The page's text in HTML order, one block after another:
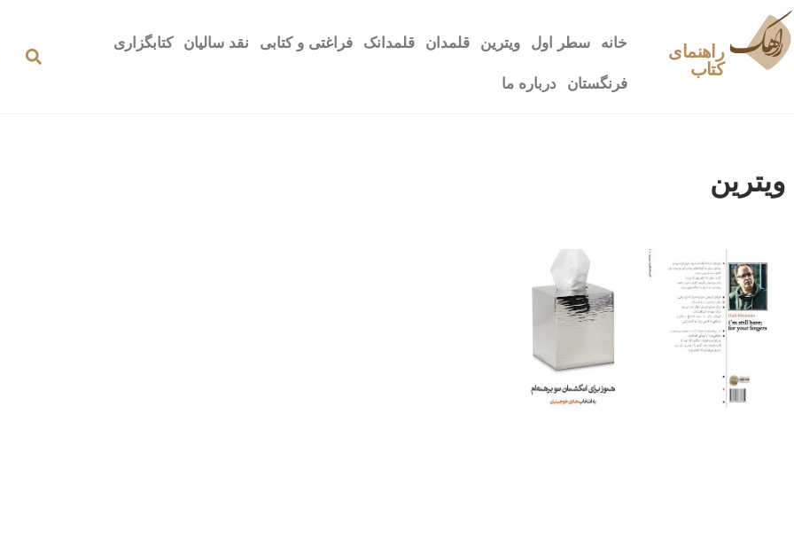
راهنمای
کتاب
خانه سطر اول ویترین قلمدان قلمدانک فراغتی و کتابی نقد سالیان کتابگزاری
فرنگستان درباره ما
ویترین